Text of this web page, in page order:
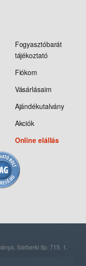
Fogyasztóbarát
tájékoztató
Fiókom
Vásárlásaim
Ajándékutalvány
Akciók
Online elállás
Sárberki ltp. 715. 1.